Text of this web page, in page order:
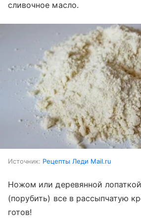
сливочное масло.
Источник: Рецепты Леди Mail.ru
Ножом или деревянной
(порубить) все в рассыпчатую
готов!